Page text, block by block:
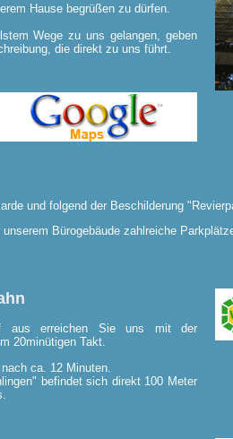
Hause begrüßen zu dürfen.
Wege zu uns gelangen, geben
die direkt zu uns führt.
und folgend der Beschilderung
Bürogebäude zahlreiche
aus erreichen Sie uns mit der
20minütigen Takt.
ca. 12 Minuten.
befindet sich direkt 100 Meter